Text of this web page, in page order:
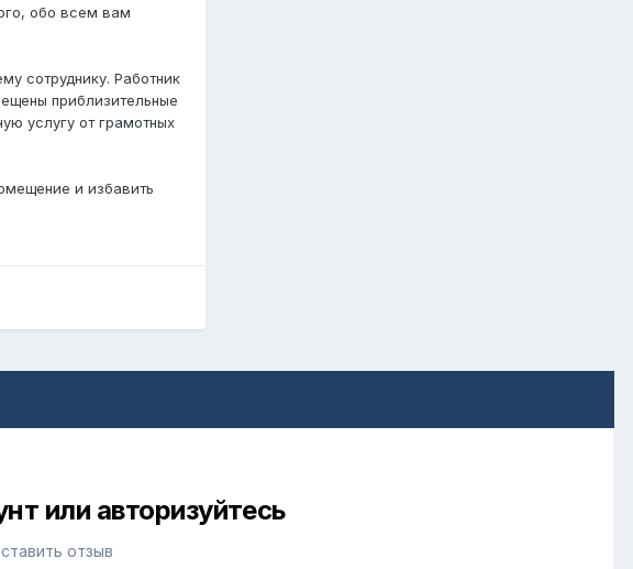
обо всем вам
сотруднику. Работник
приблизительные
услугу от грамотных
и избавить
или авторизуйтесь
отзыв